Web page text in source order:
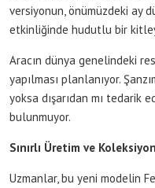
versiyonun, önümüzdeki ay
etkinliğinde hudutlu bir
Aracın dünya genelindeki
yapılması planlanıyor.
yoksa dışarıdan mı tedarik
bulunmuyor.
Sınırlı Üretim ve
Uzmanlar, bu yeni modelin